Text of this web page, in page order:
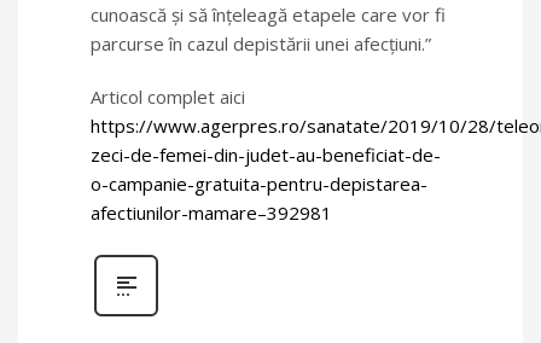
cunoască şi să înţeleagă etapele care vor fi
parcurse în cazul depistării unei afecţiuni.”
Articol complet aici
https://www.agerpres.ro/sanatate/2019/10/28/
zeci-de-femei-din-judet-au-beneficiat-de-
o-campanie-gratuita-pentru-depistarea-
afectiunilor-mamare–392981